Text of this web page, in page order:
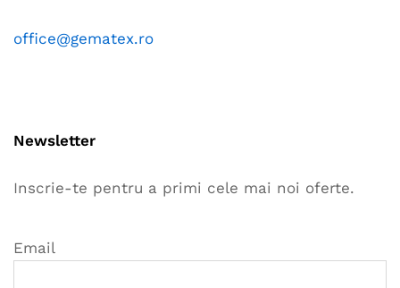
office@gematex.ro
Newsletter
Inscrie-te pentru a primi cele mai noi oferte.
Email